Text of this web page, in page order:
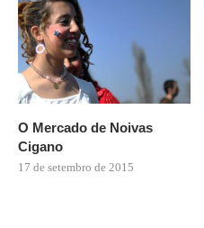
O Mercado de Noivas
Cigano
17 de setembro de 2015